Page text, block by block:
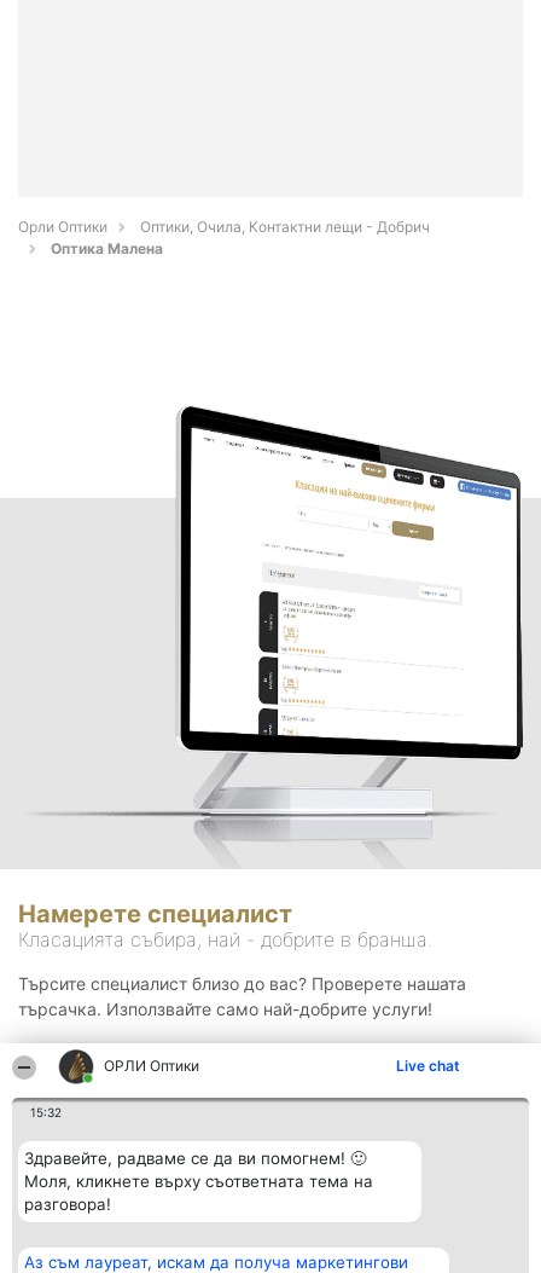
ОРЛИ Оптики Live chat
15:32
Здравейте, радваме се да ви помогнем! 🙂
Моля, кликнете върху съответната тема на
разговора!
Аз съм лауреат, искам да получа маркетингови
Орли Оптики
Оптики, Очила, Контактни лещи - Добрич
Оптика Малена
Намерете специалист
Класацията събира, най - добрите в бранша.
Търсите специалист близо до вас? Проверете нашата
търсачка. Използвайте само най-добрите услуги!
Организатор на
Класация Контакти